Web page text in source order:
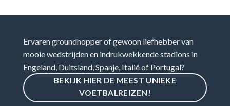
Ervaren groundhopper of gewoon liefhebber van
mooie wedstrijden en indrukwekkende stadions in
Engeland, Duitsland, Spanje, Italië of Portugal?
BEKIJK HIER DE MEEST UNIEKE
VOETBALREIZEN!